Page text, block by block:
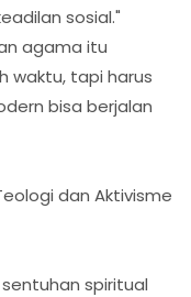
sosial."
agama itu
waktu, tapi harus
bisa berjalan
dan Aktivisme
spiritual